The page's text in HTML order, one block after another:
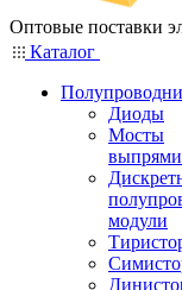
Оптовые поставки
Каталог
Диоды
Мосты
модули